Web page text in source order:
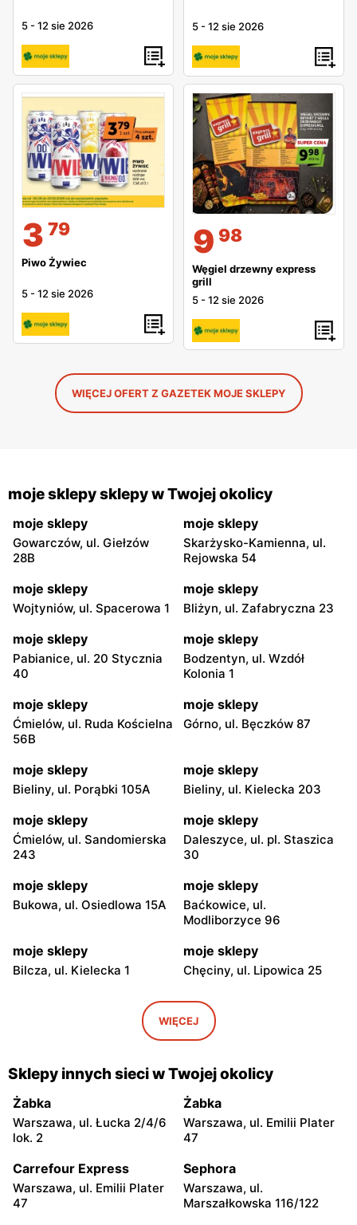
5 -12 sie 2026 5 -12 sie 2026
3 79
Piwo Żywiec
5 -12 sie 2026
9 98
Węgiel drzewny express
grill
5 -12 sie 2026
WIĘCEJ OFERT Z GAZETEK MOJE SKLEPY
moje sklepy sklepy w Twojej okolicy
moje sklepy
Gowarczów, ul. Giełzów
28B
moje sklepy
Skarżysko-Kamienna, ul.
Rejowska 54
moje sklepy
Wojtyniów, ul. Spacerowa 1
moje sklepy
Bliżyn, ul. Zafabryczna 23
moje sklepy
Pabianice, ul. 20 Stycznia
40
moje sklepy
Bodzentyn, ul. Wzdół
Kolonia 1
moje sklepy
Ćmielów, ul. Ruda Kościelna
56B
moje sklepy
Górno, ul. Bęczków 87
moje sklepy
Bieliny, ul. Porąbki 105A
moje sklepy
Bieliny, ul. Kielecka 203
moje sklepy
Ćmielów, ul. Sandomierska
243
moje sklepy
Daleszyce, ul. pl. Staszica
30
moje sklepy
Bukowa, ul. Osiedlowa 15A
moje sklepy
Baćkowice, ul.
Modliborzyce 96
moje sklepy
Bilcza, ul. Kielecka 1
moje sklepy
Chęciny, ul. Lipowica 25
Iwaniska, ul. Ujazdowska 5
moje sklepy
Bogoria, ul. Rynek 30
Gorzyce, ul. Szkolna 44 Grębów, ul. Wydrza 180
moje sklepy
Jadachy, ul. Jadachy 111
moje sklepy
Jeżowe, ul. Zalesie 77
Kazimierza Wielka, ul.
Kolejowa 15
Kamień, ul. Błonie 23
WIĘCEJ
Sklepy innych sieci w Twojej okolicy
Żabka
Warszawa, ul. Łucka 2/4/6
lok. 2
Żabka
Warszawa, ul. Emilii Plater
47
Carrefour Express
Warszawa, ul. Emilii Plater
47
Sephora
Warszawa, ul.
Marszałkowska 116/122